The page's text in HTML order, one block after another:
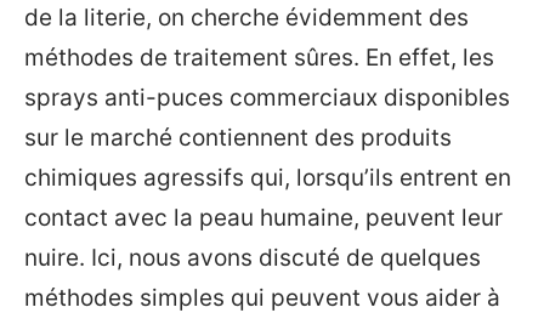
de la literie, on cherche évidemment des
méthodes de traitement sûres. En effet, les
sprays anti-puces commerciaux disponibles
sur le marché contiennent des produits
chimiques agressifs qui, lorsqu’ils entrent en
contact avec la peau humaine, peuvent leur
nuire. Ici, nous avons discuté de quelques
méthodes simples qui peuvent vous aider à